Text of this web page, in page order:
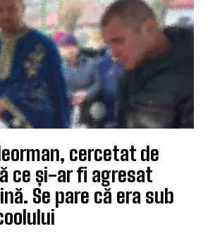
cercetat de
ce și-ar fi agresat
Se pare că era sub